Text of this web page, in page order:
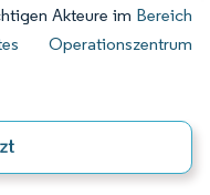
Akteure im Bereich
Operationszentrum